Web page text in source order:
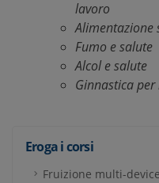
lavoro
Alimentazione
Fumo e salute
Alcol e salute
Ginnastica
Eroga i corsi
Fruizione multi-device